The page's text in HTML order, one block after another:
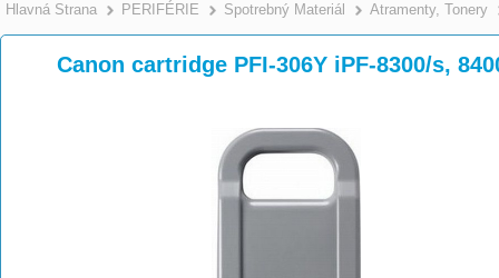
Hlavná Strana >
PERIFÉRIE >
Spotrebný Materiál >
Atramenty, Tonery
Canon cartridge PFI-306Y iPF-8300/s,